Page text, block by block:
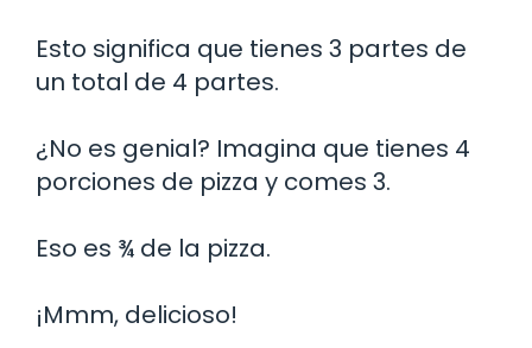
Esto significa que tienes 3 partes de
un total de 4 partes.
¿No es genial? Imagina que tienes 4
porciones de pizza y comes 3.
Eso es ¾ de la pizza.
¡Mmm, delicioso!